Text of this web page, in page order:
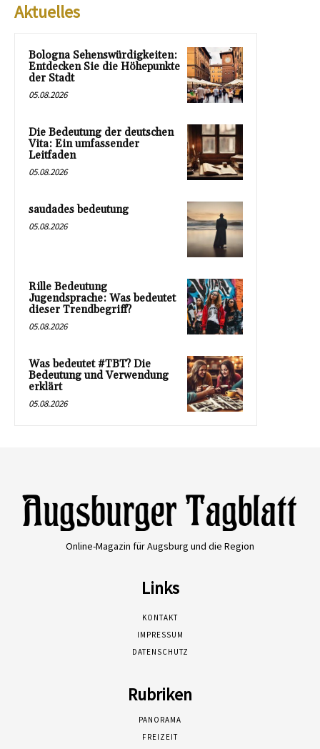
Aktuelles
Bologna Sehenswürdigkeiten:
Entdecken Sie die Höhepunkte
der Stadt
05.08.2026
Die Bedeutung der deutschen
Vita: Ein umfassender
Leitfaden
05.08.2026
saudades bedeutung
05.08.2026
Rille Bedeutung
Jugendsprache: Was bedeutet
dieser Trendbegriff?
05.08.2026
Was bedeutet #TBT? Die
Bedeutung und Verwendung
erklärt
05.08.2026
Online-Magazin für Augsburg und die Region
Links
KONTAKT
IMPRESSUM
DATENSCHUTZ
Rubriken
PANORAMA
FREIZEIT